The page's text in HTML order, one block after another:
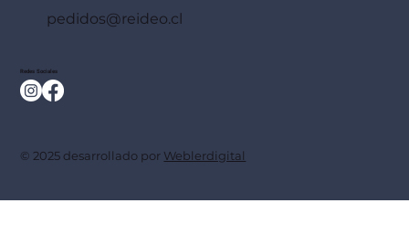
pedidos@reideo.cl
Redes Sociales
© 2025 desarrollado por Weblerdigital